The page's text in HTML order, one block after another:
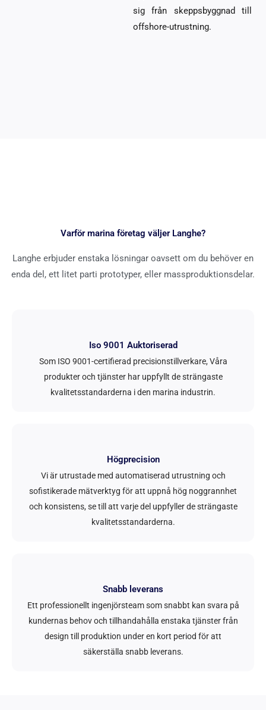
sig från skeppsbyggnad till
offshore-utrustning.
Varför marina företag väljer Langhe?
Langhe erbjuder enstaka lösningar oavsett om du behöver en
enda del, ett litet parti prototyper, eller massproduktionsdelar.
Iso 9001 Auktoriserad
Som ISO 9001-certifierad precisionstillverkare, Våra
produkter och tjänster har uppfyllt de strängaste
kvalitetsstandarderna i den marina industrin.
Högprecision
Vi är utrustade med automatiserad utrustning och
sofistikerade mätverktyg för att uppnå hög noggrannhet
och konsistens, se till att varje del uppfyller de strängaste
kvalitetsstandarderna.
Snabb leverans
Ett professionellt ingenjörsteam som snabbt kan svara på
kundernas behov och tillhandahålla enstaka tjänster från
design till produktion under en kort period för att
säkerställa snabb leverans.